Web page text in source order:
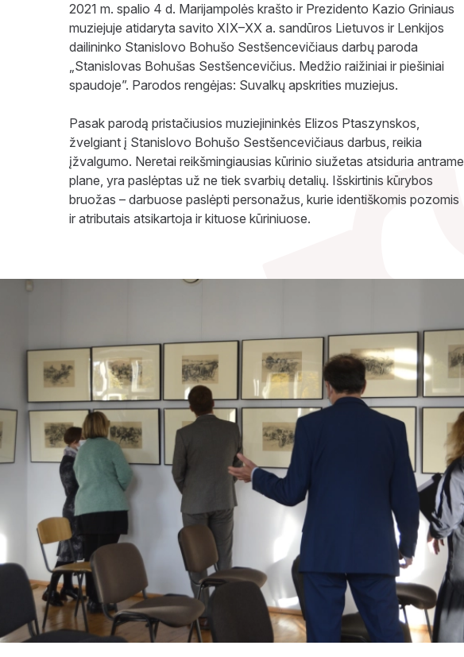
2021 m. spalio 4 d. Marijampolės krašto ir Prezidento Kazio Griniaus
muziejuje atidaryta savito XIX–XX a. sandūros Lietuvos ir Lenkijos
dailininko Stanislovo Bohušo Sestšencevičiaus darbų paroda
„Stanislovas Bohušas Sestšencevičius. Medžio raižiniai ir piešiniai
spaudoje”. Parodos rengėjas: Suvalkų apskrities muziejus.
Pasak parodą pristačiusios muziejininkės Elizos Ptaszynskos,
žvelgiant į Stanislovo Bohušo Sestšencevičiaus darbus, reikia
įžvalgumo. Neretai reikšmingiausias kūrinio siužetas atsiduria antrame
plane, yra paslėptas už ne tiek svarbių detalių. Išskirtinis kūrybos
bruožas – darbuose paslėpti personažus, kurie identiškomis pozomis
ir atributais atsikartoja ir kituose kūriniuose.